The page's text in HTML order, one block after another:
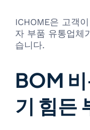
ICHOME은 고객
자 부품 유통업체
습니다.
BOM
기 힘든